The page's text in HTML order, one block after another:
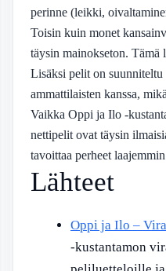
perinne (leikki,
Toisin kuin monet
täysin mainokseton. Tämä
Lisäksi pelit on suunniteltu
ammattilaisten kanssa,
Vaikka Oppi ja Ilo -
nettipelit ovat täysin
tavoittaa perheet
Lähteet
Oppi ja Ilo –
-kustantamon